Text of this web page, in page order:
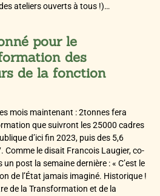
ateliers ouverts à tous !)…
pour le
des
de la fonction
mois maintenant : 2tonnes fera
que suivront les 25000 cadres
d’ici fin 2023, puis des 5,6
Comme le disait Francois Laugier, co-
post la semaine dernière : « C’est le
de l’État jamais imaginé. Historique !
de la Transformation et de la